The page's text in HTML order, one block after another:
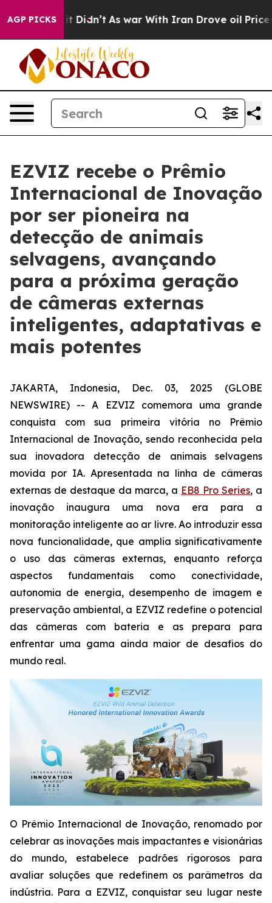
AGP PICKS
Well, it Didn’t As war With Iran Drove oil Prices
EZVIZ recebe o Prêmio
Internacional de Inovação
por ser pioneira na
detecção de animais
selvagens, avançando
para a próxima geração
de câmeras externas
inteligentes, adaptativas e
mais potentes
JAKARTA, Indonesia, Dec. 03, 2025 (GLOBE
NEWSWIRE) -- A EZVIZ comemora uma grande
conquista com sua primeira vitória no Prêmio
Internacional de Inovação, sendo reconhecida pela
sua inovadora detecção de animais selvagens
movida por IA. Apresentada na linha de câmeras
externas de destaque da marca, a EB8 Pro Series, a
inovação inaugura uma nova era para a
monitoração inteligente ao ar livre. Ao introduzir essa
nova funcionalidade, que amplia significativamente
o uso das câmeras externas, enquanto reforça
aspectos fundamentais como conectividade,
autonomia de energia, desempenho de imagem e
preservação ambiental, a EZVIZ redefine o potencial
das câmeras com bateria e as prepara para
enfrentar uma gama ainda maior de desafios do
mundo real.
O Prêmio Internacional de Inovação, renomado por
celebrar as inovações mais impactantes e visionárias
do mundo, estabelece padrões rigorosos para
avaliar soluções que redefinem os parâmetros da
indústria. Para a EZVIZ, conquistar seu lugar neste